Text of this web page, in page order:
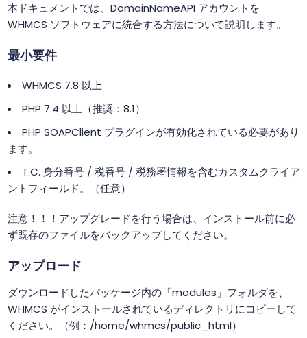
本ドキュメントでは、DomainNameAPI アカウントを
WHMCS ソフトウェアに統合する方法について説明します。
最小要件
WHMCS 7.8 以上
PHP 7.4 以上（推奨：8.1）
PHP SOAPClient プラグインが有効化されている必要があり
ます。
T.C. 身分番号 / 税番号 / 税務署情報を含むカスタムクライア
ントフィールド。（任意）
注意！！！アップグレードを行う場合は、インストール前に必
ず既存のファイルをバックアップしてください。
アップロード
ダウンロードしたパッケージ内の「modules」フォルダを、
WHMCS がインストールされているディレクトリにコピーして
ください。（例：/home/whmcs/public_html）